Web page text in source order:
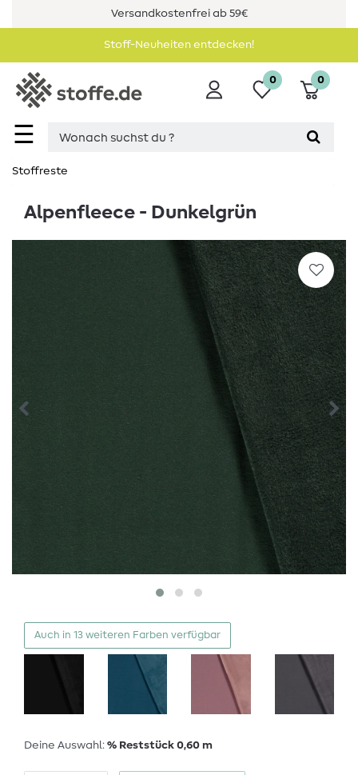
Versandkostenfrei ab 59€
Stoff-Neuheiten entdecken!
☰
0 0
Stoffreste
Alpenfleece - Dunkelgrün
Auch in 13 weiteren Farben verfügbar
Deine Auswahl: % Reststück 0,60 m